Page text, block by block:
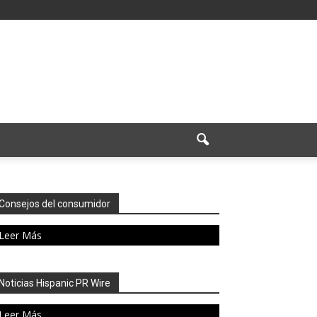
del consumidor
Más
Hispanic PR Wire